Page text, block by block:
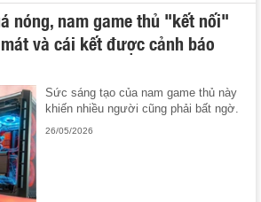
nóng, nam game thủ "kết nối"
và cái kết được cảnh báo
Sức sáng tạo của nam game thủ này
khiến nhiều người cũng phải bất ngờ.
26/05/2026